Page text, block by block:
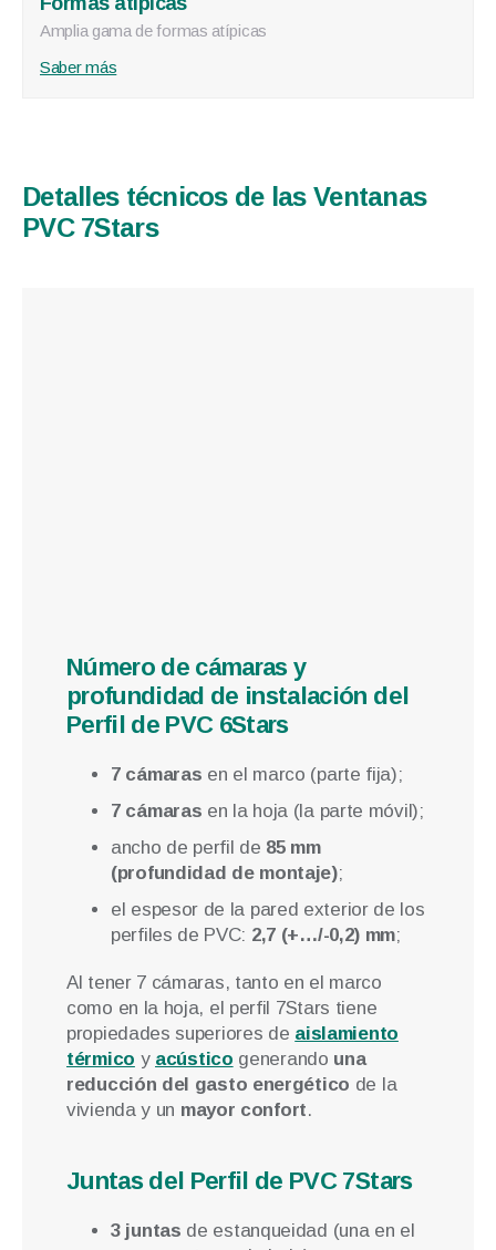
Amplia gama de formas atípicas
Saber más
Detalles técnicos de las Ventanas
PVC 7Stars
Número de cámaras y
profundidad de instalación del
Perfil de PVC 6Stars
7 cámaras en el marco (parte fija);
7 cámaras en la hoja (la parte móvil);
ancho de perfil de 85 mm
(profundidad de montaje);
el espesor de la pared exterior de los
perfiles de PVC: 2,7 (+…/-0,2) mm;
Al tener 7 cámaras, tanto en el marco
como en la hoja, el perfil 7Stars tiene
propiedades superiores de aislamiento
térmico y acústico generando una
reducción del gasto energético de la
vivienda y un mayor confort.
Juntas del Perfil de PVC 7Stars
3 juntas de estanqueidad (una en el